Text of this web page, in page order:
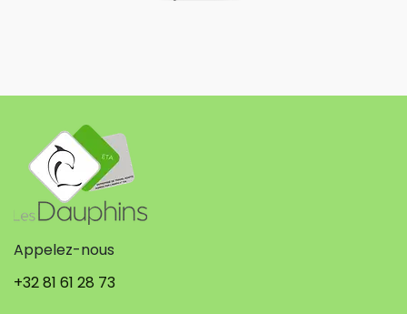
Appelez-nous
+32 81 61 28 73